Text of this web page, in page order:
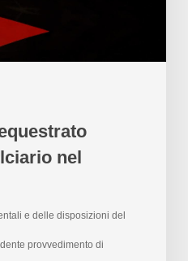
nel
e delle disposizioni del
provvedimento di